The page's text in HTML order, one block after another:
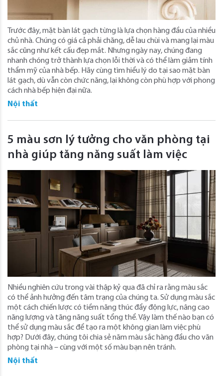
Trước đây, mặt bàn lát gạch từng là lựa chọn hàng đầu của nhiều
chủ nhà. Chúng có giá cả phải chăng, dễ lau chùi và mang lại màu
sắc cũng như kết cấu đẹp mắt. Nhưng ngày nay, chúng đang
nhanh chóng trở thành lựa chọn lỗi thời và có thể làm giảm tính
thẩm mỹ của nhà bếp. Hãy cùng tìm hiểu lý do tại sao mặt bàn
lát gạch, dù vẫn còn chức năng, lại không còn phù hợp với phong
cách nhà bếp hiện đại nữa.
Nội thất
5 màu sơn lý tưởng cho văn phòng tại
nhà giúp tăng năng suất làm việc
Nhiều nghiên cứu trong vài thập kỷ qua đã chỉ ra rằng màu sắc
có thể ảnh hưởng đến tâm trạng của chúng ta. Sử dụng màu sắc
một cách chiến lược có tiềm năng thúc đẩy động lực, nâng cao
năng lượng và tăng năng suất tổng thể. Vậy làm thế nào bạn có
thể sử dụng màu sắc để tạo ra một không gian làm việc phù
hợp? Dưới đây, chúng tôi chia sẻ năm màu sắc hàng đầu cho văn
phòng tại nhà – cùng với một số màu bạn nên tránh.
Nội thất